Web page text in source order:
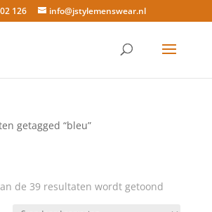
126 info@jstylemenswear.nl
getagged “bleu”
de 39 resultaten wordt getoond